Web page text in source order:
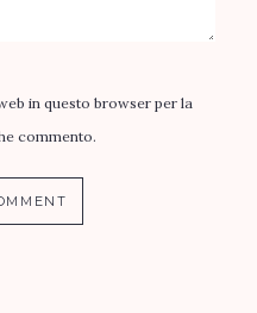
in questo browser per la
commento.